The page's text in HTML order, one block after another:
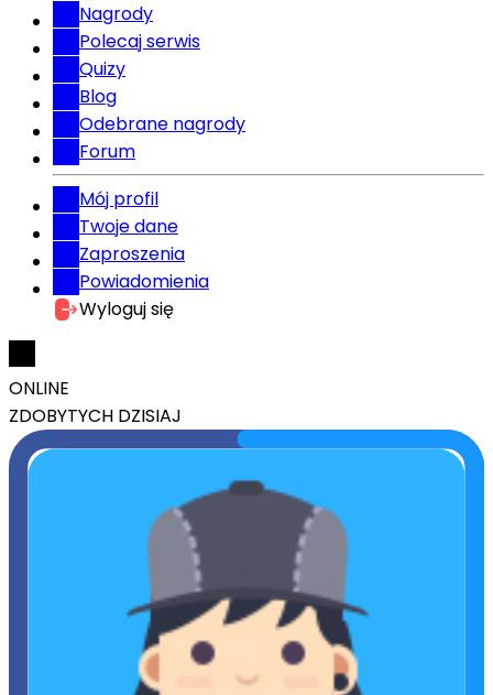
Nagrody
Polecaj serwis
Quizy
Blog
Odebrane nagrody
Forum
Mój profil
Twoje dane
Zaproszenia
Powiadomienia
Wyloguj się
ONLINE
ZDOBYTYCH DZISIAJ